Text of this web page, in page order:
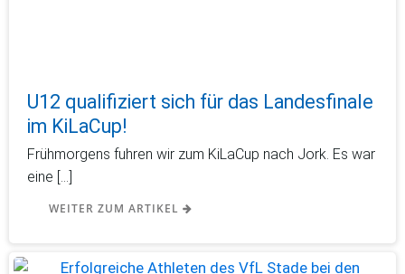
U12 qualifiziert sich für das Landesfinale
im KiLaCup!
Frühmorgens fuhren wir zum KiLaCup nach Jork. Es war
eine […]
WEITER ZUM ARTIKEL